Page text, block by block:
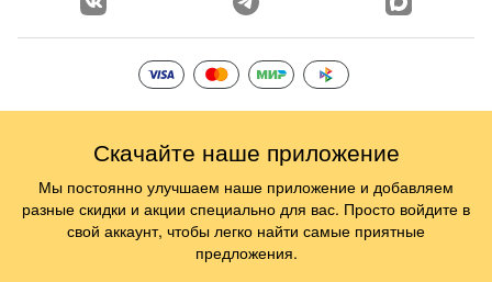
Скачайте наше приложение
Мы постоянно улучшаем наше приложение и добавляем
разные скидки и акции специально для вас. Просто войдите в
свой аккаунт, чтобы легко найти самые приятные
предложения.